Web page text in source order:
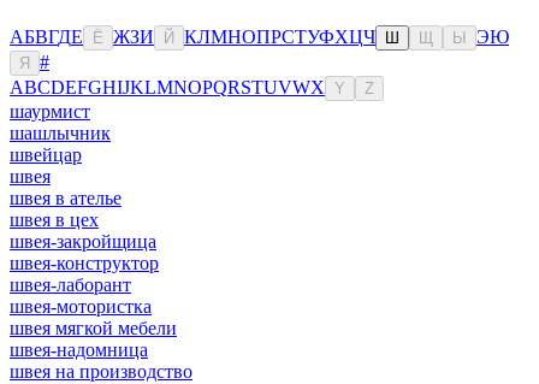
АБВГДЕ Ё ЖЗИ Й КЛМНОПРСТУФХЦЧ Ы ЭЮ
Я
#
ABCDEFGHIJKLMNOPQRSTUVWX Y Z
шаурмист
шашлычник
швейцар
швея
швея в ателье
швея в цех
швея-закройщица
швея-конструктор
швея-лаборант
швея-мотористка
швея мягкой мебели
швея-надомница
швея на производство